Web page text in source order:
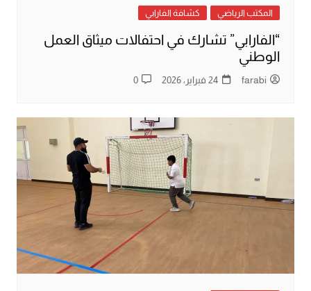
المكتب الرياضي كشافة الفارابي
“الفارابي” تشارك في احتفالات ميثاق العمل
الوطني
farabi 24 فبراير، 2026 0